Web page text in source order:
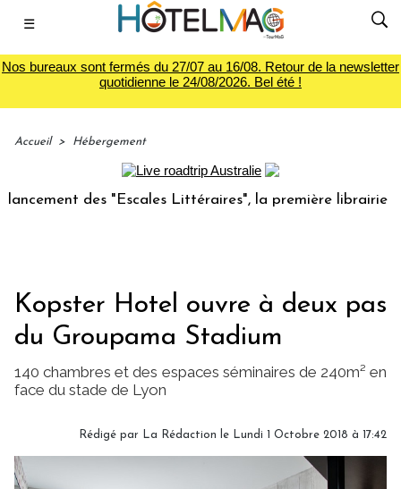
☰
Nos bureaux sont fermés du 27/07 au 16/08. Retour de la newsletter
quotidienne le 24/08/2026. Bel été !
Accueil > Hébergement
des "Escales Littéraires", la première librairie du
Kopster Hotel ouvre à deux pas
du Groupama Stadium
140 chambres et des espaces séminaires de 240m² en
face du stade de Lyon
Rédigé par La Rédaction le Lundi 1 Octobre 2018 à 17:42